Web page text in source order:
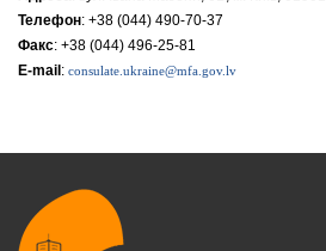
Телефон: +38 (044) 490-70-37
Факс: +38 (044) 496-25-81
E-mail : consulate.ukraine@mfa.gov.lv